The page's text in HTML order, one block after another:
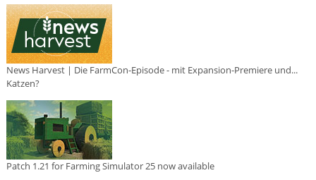
News Harvest | Die FarmCon-Episode - mit Expansion-Premiere und...
Katzen?
Patch 1.21 for Farming Simulator 25 now available